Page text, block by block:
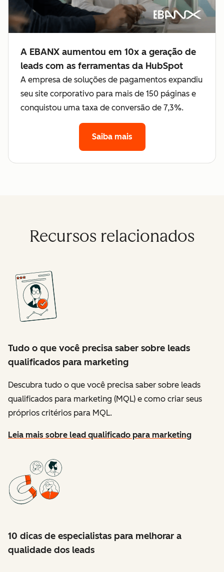
A EBANX aumentou em 10x a geração de
leads com as ferramentas da HubSpot
A empresa de soluções de pagamentos expandiu
seu site corporativo para mais de 150 páginas e
conquistou uma taxa de conversão de 7,3%.
Saiba mais
Recursos relacionados
Tudo o que você precisa saber sobre leads
qualificados para marketing
Descubra tudo o que você precisa saber sobre leads
qualificados para marketing (MQL) e como criar seus
próprios critérios para MQL.
Leia mais sobre lead qualificado para marketing
10 dicas de especialistas para melhorar a
qualidade dos leads